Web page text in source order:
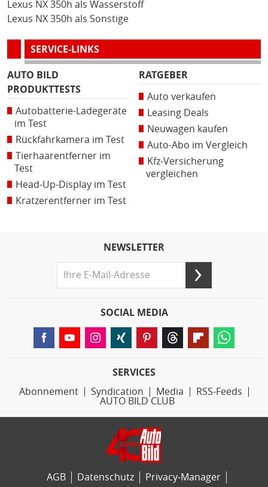
Lexus NX 350h als Wasserstoff
Lexus NX 350h als Sonstige
SERVICE-LINKS
AUTO BILD
PRODUKTTESTS
Autobatterie-Ladegeräte
im Test
Rückfahrkamera im Test
Tierhaarentferner im
Test
Head-Up-Display im Test
Kratzerentferner im Test
RATGEBER
Auto verkaufen
Leasing Deals
Neuwagen kaufen
Auto-Abo im Vergleich
Kfz-Versicherung
vergleichen
NEWSLETTER
SOCIAL MEDIA
SERVICES
Abonnement
Syndication Media
RSS-Feeds
AUTO BILD CLUB
AGB Datenschutz Privacy-Manager